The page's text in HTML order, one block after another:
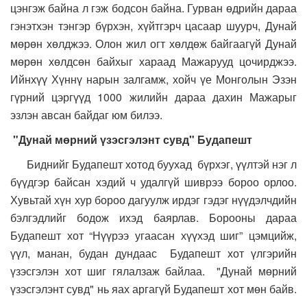
цэнгэж байна л гэж бодсон байна. Гурван өдрийн дараа
гэнэтхэн тэнгэр бүрхэн, хүйтгэрч цасаар шуурч, Дунай
мөрөн хөлджээ. Олон жил огт хөлдөж байгаагүй Дунай
мөрөн хөлдсөн байхыг хараад Мажарууд цочирджээ.
Ийнхүү Хүннү нарын залгамж, хойч үе Монголын Эзэн
гүрний цэргүүд 1000 жилийн дараа дахин Мажарыг
эзлэн авсан байдаг юм билээ.
"Дунай мөрний үзэсгэлэнтсувд" Будапешт
Биднийг Будапешт хотод буухад бүрхэг, үүлтэй нэг л
бүүдгэр байсан хэдий ч удалгүй шиврээ бороо орлоо.
Хувьтай хүн хур бороо дагуулж ирдэг гэдэг нүүдэлчдийн
бэлгэдлийг бодож ихэд баярлав. Борооны дараа
Будапешт хот “Нүүрээ угаасан хүүхэд шиг” цэмцийж,
үүл, манан, будан дундаас Будапешт хот үлгэрийн
үзэсгэлэн хот шиг гялалзаж байлаа. "Дунай мөрний
үзэсгэлэнт сувд" нь яах аргагүй Будапешт хот мөн байв.